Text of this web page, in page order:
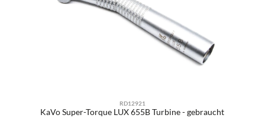
RD12921
KaVo Super-Torque LUX 655B Turbine - gebraucht